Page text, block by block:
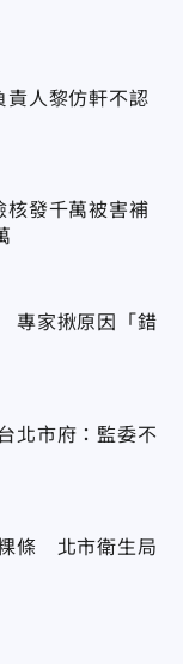
責人黎仿軒不認
核發千萬被害補
專家揪原因「錯
北市府：監委不
條 北市衛生局